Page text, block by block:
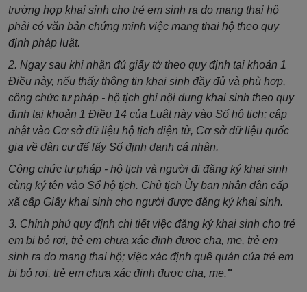
trường hợp khai sinh cho trẻ em sinh ra do mang thai hộ
phải có văn bản chứng minh việc mang thai hộ theo quy
định pháp luật.
2. Ngay sau khi nhận đủ giấy tờ theo quy định tại khoản 1
Điều này, nếu thấy thông tin khai sinh đầy đủ và phù hợp,
công chức tư pháp - hộ tịch ghi nội dung khai sinh theo quy
định tại khoản 1 Điều 14 của Luật này vào Sổ hộ tịch; cập
nhật vào Cơ sở dữ liệu hộ tịch điện tử, Cơ sở dữ liệu quốc
gia về dân cư để lấy Số định danh cá nhân.
Công chức tư pháp - hộ tịch và người đi đăng ký khai sinh
cùng ký tên vào Sổ hộ tịch. Chủ tịch Ủy ban nhân dân cấp
xã cấp Giấy khai sinh cho người được đăng ký khai sinh.
3. Chính phủ quy định chi tiết việc đăng ký khai sinh cho trẻ
em bị bỏ rơi, trẻ em chưa xác định được cha, mẹ, trẻ em
sinh ra do mang thai hộ; việc xác định quê quán của trẻ em
bị bỏ rơi, trẻ em chưa xác định được cha, mẹ."